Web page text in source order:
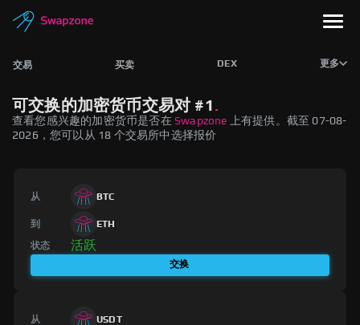
交易 买卖 DEX 更多
可交换的加密货币交易对 #1 .
查看您感兴趣的加密货币是否在 Swapzone 上有提供。截至 07-08-
2026，您可以从 18 个交易所中选择报价
从 BTC
到 ETH
状态 活跃
交换
从 USDT